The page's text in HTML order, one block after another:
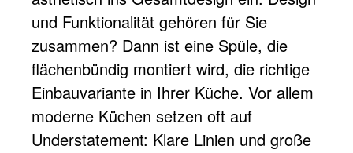
und Funktionalität gehören für Sie
zusammen? Dann ist eine Spüle, die
flächenbündig montiert wird, die richtige
Einbauvariante in Ihrer Küche. Vor allem
moderne Küchen setzen oft auf
Understatement: Klare Linien und große